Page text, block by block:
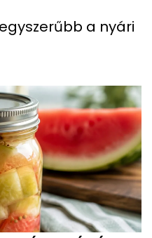
a nyári